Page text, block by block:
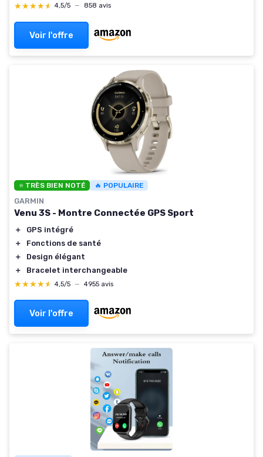
★★★★★
★★★★★ 4,5/5 — 858 avis
Voir l'offre
⭐ TRÈS BIEN NOTÉ 🔥 POPULAIRE
GARMIN
Venu 3S - Montre Connectée GPS Sport
＋
GPS intégré
＋
Fonctions de santé
＋
Design élégant
＋
Bracelet interchangeable
★★★★★
★★★★★ 4,5/5 — 4955 avis
Voir l'offre